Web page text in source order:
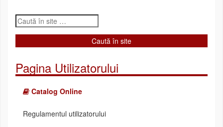
Pagina Utilizatorului
Catalog Online
Regulamentul utilizatorului